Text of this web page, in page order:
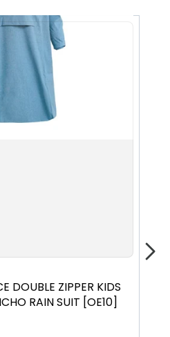
DOUBLE ZIPPER KIDS
RAIN SUIT [OE10]